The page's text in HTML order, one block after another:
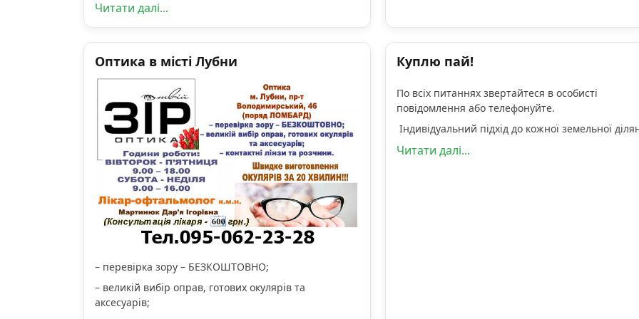
Читати далі...
Оптика в місті Лубни
– перевірка зору – БЕЗКОШТОВНО;
– великій вибір оправ, готових окулярів та
аксесуарів;
Куплю пай!
По всіх питаннях звертайтеся в особисті
повідомлення або телефонуйте.
Індивідуальний підхід до кожної земельної
Читати далі...